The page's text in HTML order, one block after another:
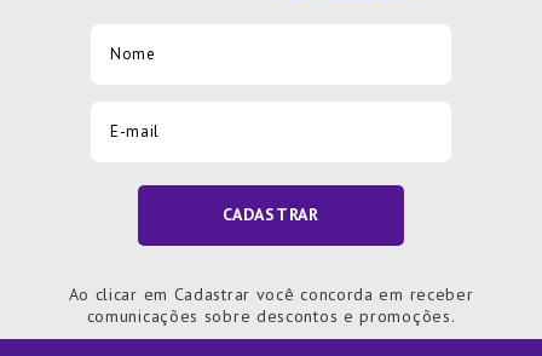
CADASTRAR
Ao clicar em Cadastrar você concorda em receber
comunicações sobre descontos e promoções.